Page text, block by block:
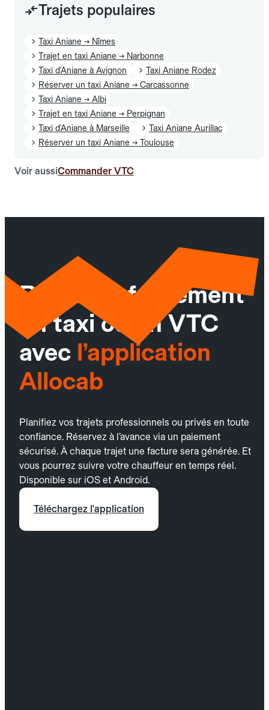
Trajets populaires
Taxi Aniane → Nîmes
Trajet en taxi Aniane → Narbonne
Taxi d'Aniane à Avignon
Taxi Aniane Rodez
Réserver un taxi Aniane → Carcassonne
Taxi Aniane → Albi
Trajet en taxi Aniane → Perpignan
Taxi d'Aniane à Marseille
Taxi Aniane Aurillac
Réserver un taxi Aniane → Toulouse
Voir aussiCommander VTC
Réservez facilement
un taxi ou un VTC
avec l’application
Allocab
Planifiez vos trajets professionnels ou privés en toute
confiance. Réservez à l’avance via un paiement
sécurisé. À chaque trajet une facture sera générée. Et
vous pourrez suivre votre chauffeur en temps réel.
Disponible sur iOS et Android.
Téléchargez l'application